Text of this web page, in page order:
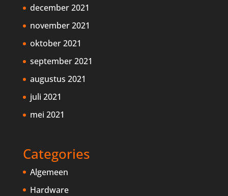
december 2021
november 2021
oktober 2021
september 2021
augustus 2021
juli 2021
mei 2021
Categories
Algemeen
Hardware